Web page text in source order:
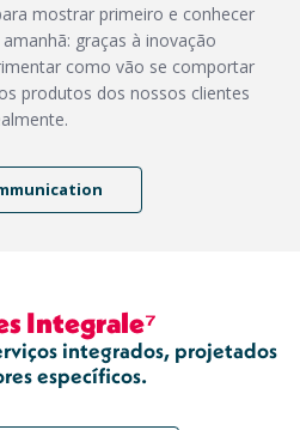
mostrar primeiro e conhecer
graças à inovação
como vão se comportar
produtos dos nossos clientes
Integrale⁷
integrados, projetados
específicos.